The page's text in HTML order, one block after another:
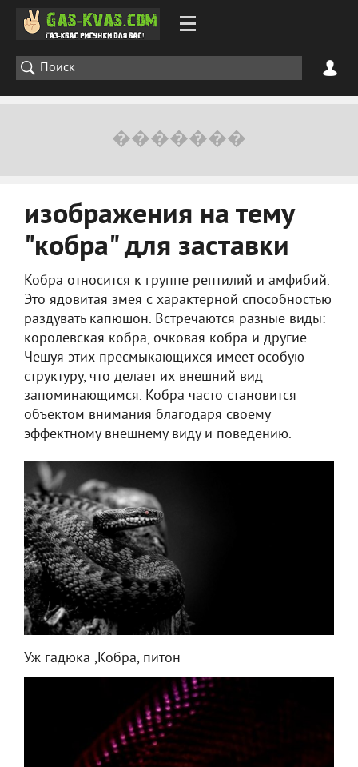
изображения на тему
"кобра" для заставки
Кобра относится к группе рептилий и амфибий.
Это ядовитая змея с характерной способностью
раздувать капюшон. Встречаются разные виды:
королевская кобра, очковая кобра и другие.
Чешуя этих пресмыкающихся имеет особую
структуру, что делает их внешний вид
запоминающимся. Кобра часто становится
объектом внимания благодаря своему
эффектному внешнему виду и поведению.
Уж гадюка ,Кобра, питон